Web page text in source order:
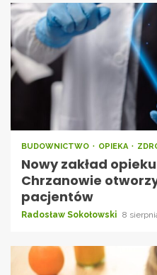
BUDOWNICTWO OPIEKA
Nowy zakład
Chrzanowie
pacjentów
Radosław Sokołowski 8